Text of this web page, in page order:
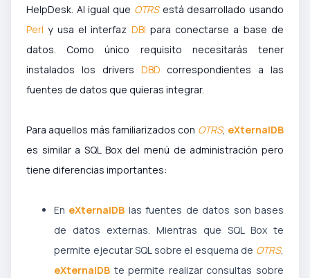
HelpDesk. Al igual que OTRSestá desarrollado usando
Perl y usa el interfaz DBI para conectarse a base de
datos. Como único requisito necesitarás tener
instalados los drivers DBD correspondientes a las
fuentes de datos que quieras integrar.
Para aquellos más familiarizados con OTRS, eXternalDB
es similar a SQL Box del menú de administración pero
tiene diferencias importantes:
En eXternalDB las fuentes de datos son bases
de datos externas. Mientras que SQL Box te
permite ejecutar SQL sobre el esquema de OTRS,
eXternalDB te permite realizar consultas sobre